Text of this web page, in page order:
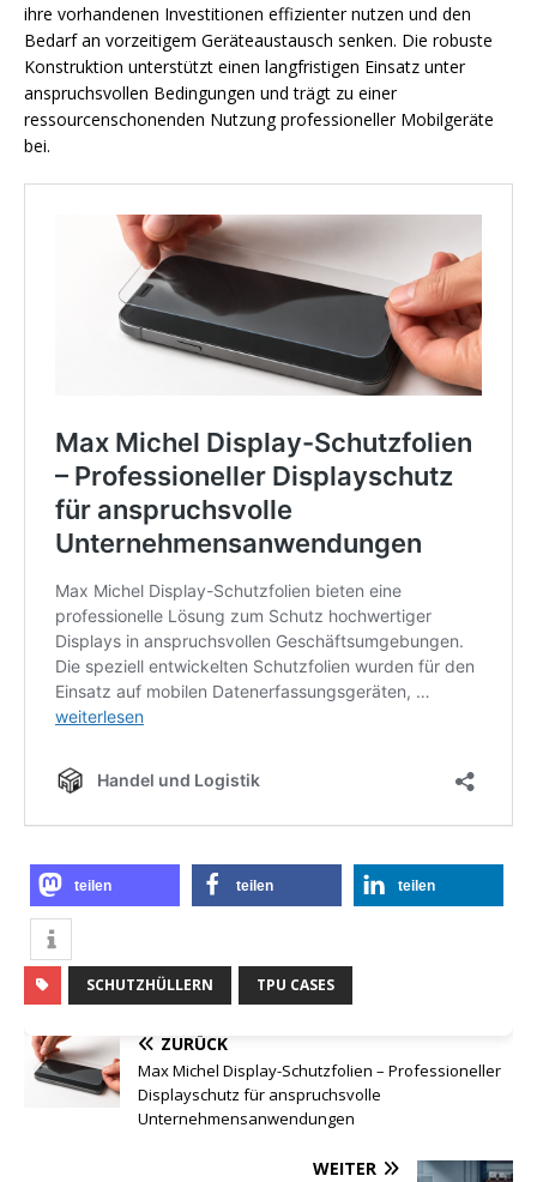
ihre vorhandenen Investitionen effizienter nutzen und den
Bedarf an vorzeitigem Geräteaustausch senken. Die robuste
Konstruktion unterstützt einen langfristigen Einsatz unter
anspruchsvollen Bedingungen und trägt zu einer
ressourcenschonenden Nutzung professioneller Mobilgeräte
bei.
teilen teilen teilen
SCHUTZHÜLLERN TPU CASES
ZURÜCK
Max Michel Display-Schutzfolien – Professioneller
Displayschutz für anspruchsvolle
Unternehmensanwendungen
WEITER